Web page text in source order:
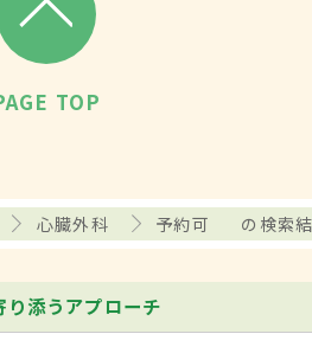
TOP
心臓外科 予約可 の検索
り添うアプローチ